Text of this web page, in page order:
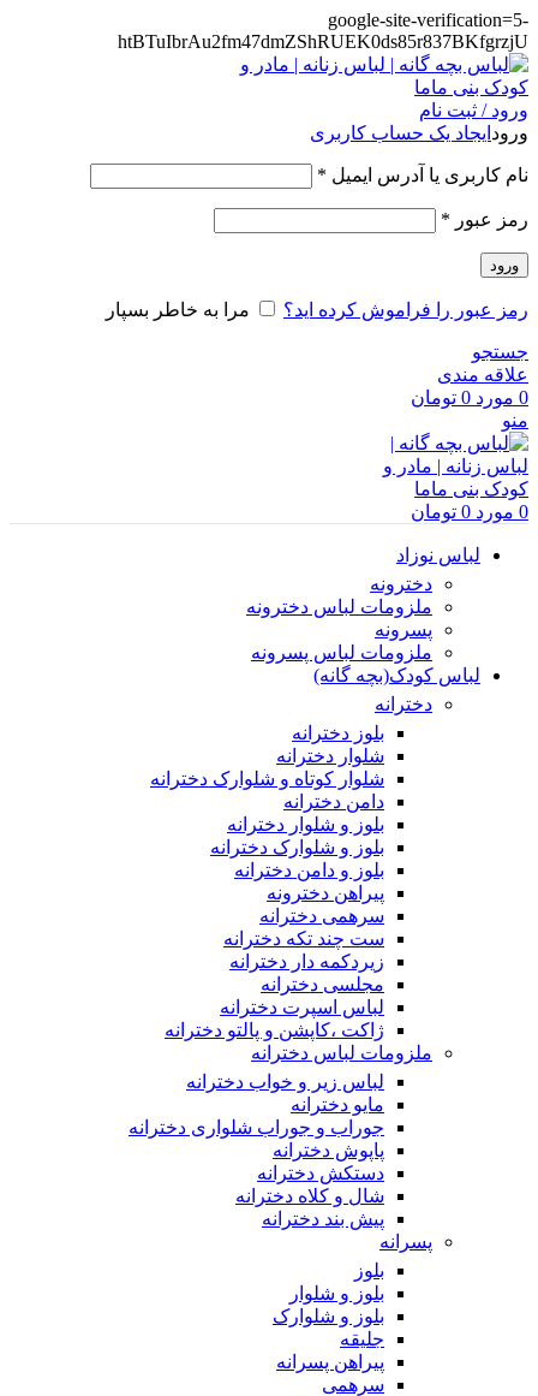
google-site-verification=5-
htBTuIbrAu2fm47dmZShRUEK0ds85r837BKfgrzjU
ورود / ثبت نام
ورود ایجاد یک حساب کاربری
نام کاربری یا آدرس ایمیل *
رمز عبور *
ورود
رمز عبور را فراموش کرده اید؟ مرا به خاطر بسپار
جستجو
علاقه مندی
0 مورد 0 تومان
منو
0 مورد 0 تومان
لباس نوزاد
دخترونه
ملزومات لباس دخترونه
پسرونه
ملزومات لباس پسرونه
لباس کودک(بچه گانه)
دخترانه
بلوز دخترانه
شلوار دخترانه
شلوار کوتاه و شلوارک دخترانه
دامن دخترانه
بلوز و شلوار دخترانه
بلوز و شلوارک دخترانه
بلوز و دامن دخترانه
پیراهن دخترونه
سرهمی دخترانه
ست چند تکه دخترانه
زیردکمه دار دخترانه
مجلسی دخترانه
لباس اسپرت دخترانه
ژاکت ،کاپشن و پالتو دخترانه
ملزومات لباس دخترانه
لباس زیر و خواب دخترانه
مایو دخترانه
جوراب و جوراب شلواری دخترانه
پاپوش دخترانه
دستکش دخترانه
شال و کلاه دخترانه
پیش بند دخترانه
پسرانه
بلوز
بلوز و شلوار
بلوز و شلوارک
جلیقه
پیراهن پسرانه
سرهمی